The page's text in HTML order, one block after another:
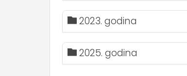
2023. godina
2025. godina